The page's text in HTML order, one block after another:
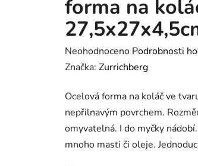
forma na
Průměrné
hodnocení
je
0,0
z
5
Neohodnoceno Podrobnosti
Značka: Zurrichberg
Ocelová forma na koláč ve
nepřilnavým povrchem.
omyvatelná. I do myčky
mnoho masti či oleje.